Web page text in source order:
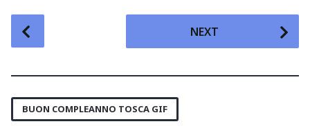
t
P
NEXT
BUON COMPLEANNO TOSCA GIF